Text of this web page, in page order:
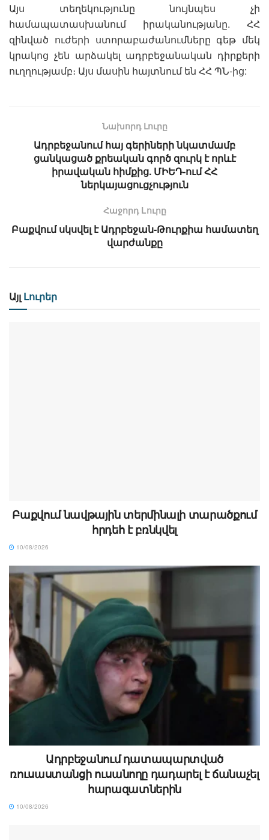
Այս տեղեկությունը նույնպես չի
համապատասխանում իրականությանը. ՀՀ
զինված ուժերի ստորաբաժանումները գեթ մեկ
կրակոց չեն արձակել ադրբեջանական դիրքերի
ուղղությամբ։ Այս մասին հայտնում են ՀՀ ՊՆ-ից:
Նախորդ Լուրը
Ադրբեջանում հայ գերիների նկատմամբ
ցանկացած քրեական գործ զուրկ է որևէ
իրավական հիմքից. ՄԻԵԴ-ում ՀՀ
ներկայացուցչություն
Հաջորդ Lուրը
Բաքվում սկսվել է Ադրբեջան-Թուրքիա համատեղ
վարժանքը
Այլ Լուրեր
Բաքվում նավթային տերմինալի տարածքում
հրդեհ է բռնկվել
10/08/2026
Ադրբեջանում դատապարտված
ռուսաստանցի ուսանողը դադարել է ճանաչել
հարազատներին
10/08/2026